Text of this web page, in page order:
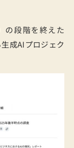
の段階を終えた
成AIプロジェク